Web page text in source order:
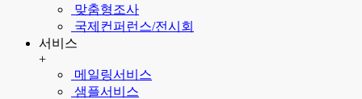
맞춤형조사
국제컨퍼런스/전시회
서비스
+
메일링서비스
샘플서비스